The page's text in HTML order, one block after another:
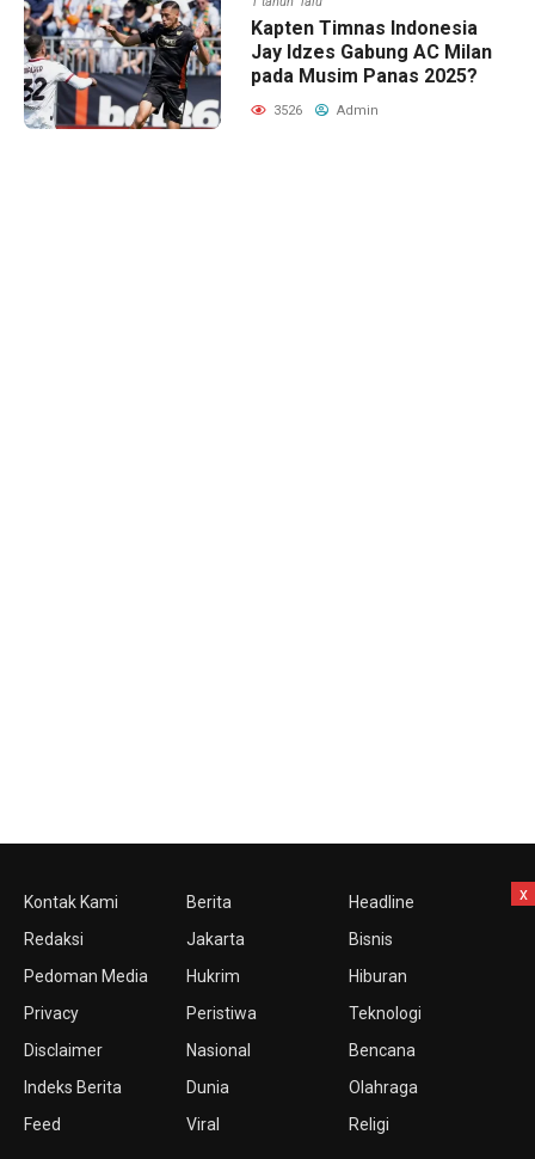
Kapten Timnas Indonesia
Jay Idzes Gabung AC Milan
pada Musim Panas 2025?
3526 Admin
Kontak Kami
Redaksi
Pedoman Media
Privacy
Disclaimer
Indeks Berita
Feed
Berita
Jakarta
Hukrim
Peristiwa
Nasional
Dunia
Viral
Headline
Bisnis
Hiburan
Teknologi
Bencana
Olahraga
Religi
x